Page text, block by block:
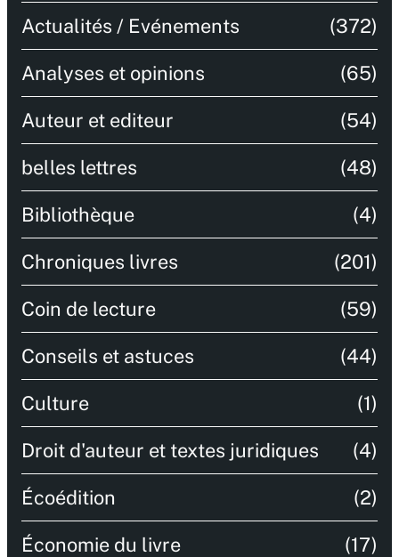
Actualités / Evénements (372)
Analyses et opinions (65)
Auteur et editeur (54)
belles lettres (48)
Bibliothèque (4)
Chroniques livres (201)
Coin de lecture (59)
Conseils et astuces (44)
Culture (1)
Droit d'auteur et textes juridiques (4)
Écoédition (2)
Économie du livre (17)